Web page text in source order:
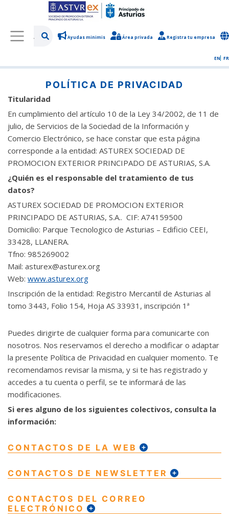
Ayudas minimis Área privada Registra tu empresa
EN FR
POLÍTICA DE PRIVACIDAD
Titularidad
En cumplimiento del artículo 10 de la Ley 34/2002, de 11 de
julio, de Servicios de la Sociedad de la Información y
Comercio Electrónico, se hace constar que esta página
corresponde a la entidad: ASTUREX SOCIEDAD DE
PROMOCION EXTERIOR PRINCIPADO DE ASTURIAS, S.A.
¿Quién es el responsable del tratamiento de tus
datos?
ASTUREX SOCIEDAD DE PROMOCION EXTERIOR
PRINCIPADO DE ASTURIAS, S.A.. CIF: A74159500
Domicilio: Parque Tecnologico de Asturias – Edificio CEEI,
33428, LLANERA.
Tfno: 985269002
Mail: asturex@asturex.org
Web: www.asturex.org
Inscripción de la entidad: Registro Mercantil de Asturias al
tomo 3443, Folio 154, Hoja AS 33931, inscripción 1ª
Puedes dirigirte de cualquier forma para comunicarte con
nosotros. Nos reservamos el derecho a modificar o adaptar
la presente Política de Privacidad en cualquier momento. Te
recomendamos revisar la misma, y si te has registrado y
accedes a tu cuenta o perfil, se te informará de las
modificaciones.
Si eres alguno de los siguientes colectivos, consulta la
información:
CONTACTOS DE LA WEB
CONTACTOS DE NEWSLETTER
CONTACTOS DEL CORREO
ELECTRÓNICO